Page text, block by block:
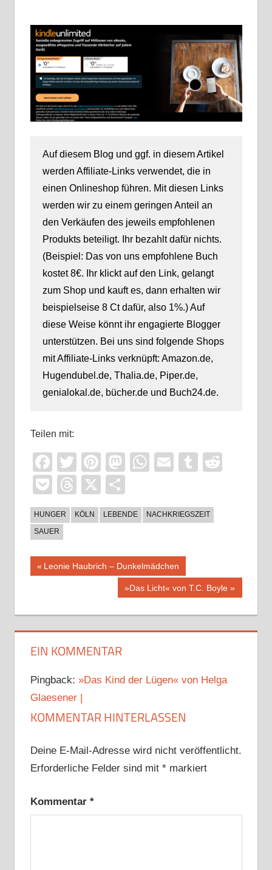
Auf diesem Blog und ggf. in diesem Artikel
werden Affiliate-Links verwendet, die in
einen Onlineshop führen. Mit diesen Links
werden wir zu einem geringen Anteil an
den Verkäufen des jeweils empfohlenen
Produkts beteiligt. Ihr bezahlt dafür nichts.
(Beispiel: Das von uns empfohlene Buch
kostet 8€. Ihr klickt auf den Link, gelangt
zum Shop und kauft es, dann erhalten wir
beispielseise 8 Ct dafür, also 1%.) Auf
diese Weise könnt ihr engagierte Blogger
unterstützen. Bei uns sind folgende Shops
mit Affiliate-Links verknüpft: Amazon.de,
Hugendubel.de, Thalia.de, Piper.de,
genialokal.de, bücher.de und Buch24.de.
Teilen mit:
Facebook
TwitterPinterest
Mastodon
WhatsApp
EmailTumblr
PocketThreads
X
HUNGER KÖLN LEBENDE
NACHKRIEGSZEIT
SAUER
Beitragsnavigation
Vorheriger
Leonie Haubrich – Dunkelmädchen
Nächster
»Das Licht« von T.C. Boyle
EIN KOMMENTAR
Pingback: »Das Kind der Lügen« von Helga
Glaesener |
KOMMENTAR HINTERLASSEN
Deine E-Mail-Adresse wird nicht veröffentlicht.
Erforderliche Felder sind mit *markiert
Kommentar *